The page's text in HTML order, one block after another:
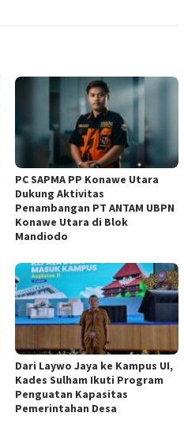
PC SAPMA PP Konawe Utara
Dukung Aktivitas
Penambangan PT ANTAM UBPN
Konawe Utara di Blok
Mandiodo
Dari Laywo Jaya ke Kampus UI,
Kades Sulham Ikuti Program
Penguatan Kapasitas
Pemerintahan Desa